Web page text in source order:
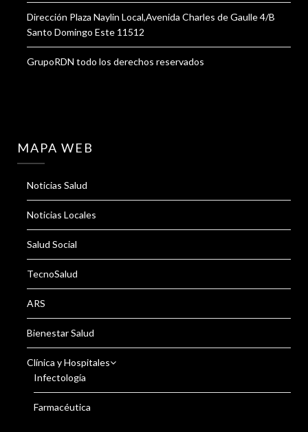
Dirección Plaza Naylin Local,Avenida Charles de Gaulle 4/B
Santo Domingo Este 11512
GrupoRDN todo los derechos reservados
MAPA WEB
Noticias Salud
Noticias Locales
Salud Social
TecnoSalud
ARS
Bienestar Salud
Clínica y Hospitales
Infectología
Farmacéutica